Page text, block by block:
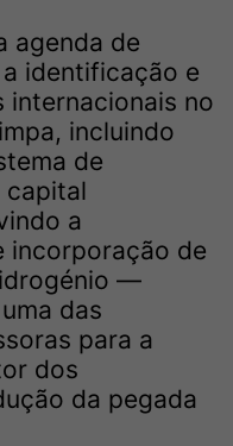
agenda de
identificação e
internacionais no
incluindo
de
capital
a
incorporação de
—
das
para a
dos
da pegada